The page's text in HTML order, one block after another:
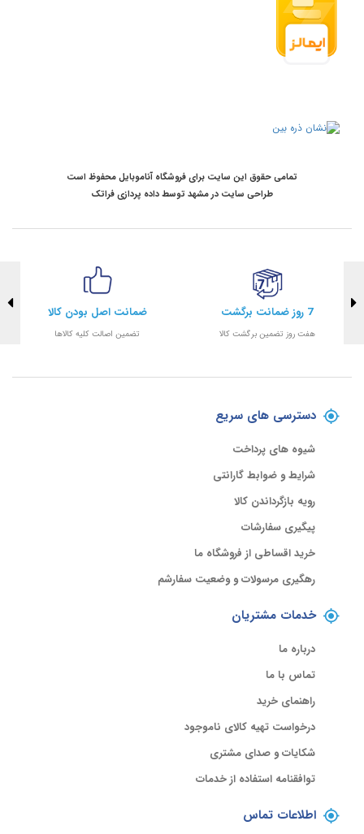
تمامی حقوق این سایت برای فروشگاه آناموبایل محفوظ است
طراحی سایت در مشهد توسطداده پردازی فراتک
7 روز ضمانت برگشت
هفت روز تضمین برگشت کالا
ضمانت اصل بودن کالا
تضمین اصالت کلیه کالاها
دسترسی های سریع
شیوه های پرداخت
شرایط و ضوابط گارانتی
رویه بازگرداندن کالا
پیگیری سفارشات
خرید اقساطی از فروشگاه ما
رهگیری مرسولات و وضعیت سفارشم
خدمات مشتریان
درباره ما
تماس با ما
راهنمای خرید
درخواست تهیه کالای ناموجود
شکایات و صدای مشتری
توافقنامه استفاده از خدمات
اطلاعات تماس